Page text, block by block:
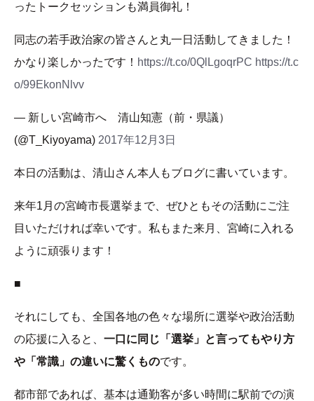
ったトークセッションも満員御礼！
同志の若手政治家の皆さんと丸一日活動してきました！
かなり楽しかったです！ https://t.co/0QlLgoqrPC https://t.c
o/99EkonNlvv
— 新しい宮崎市へ 清山知憲（前・県議）
(@T_Kiyoyama) 2017年12月3日
本日の活動は、清山さん本人もブログに書いています。
来年1月の宮崎市長選挙まで、ぜひともその活動にご注
目いただければ幸いです。私もまた来月、宮崎に入れる
ように頑張ります！
■
それにしても、全国各地の色々な場所に選挙や政治活動
の応援に入ると、 一口に同じ「選挙」と言ってもやり方
や「常識」の違いに驚くものです。
都市部であれば、基本は通勤客が多い時間に駅前での演